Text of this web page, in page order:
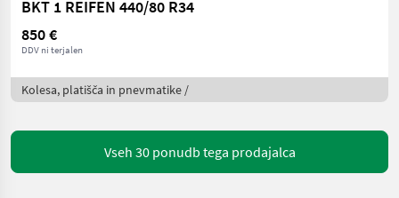
BKT 1 REIFEN 440/80 R34
850 €
DDV ni terjalen
Kolesa, platišča in pnevmatike /
Vseh 30 ponudb tega prodajalca